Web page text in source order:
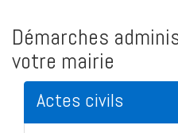
Démarches
votre mairie
Actes civils